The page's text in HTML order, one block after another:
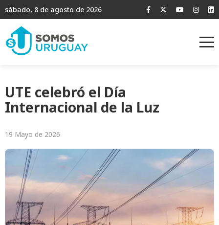
sábado, 8 de agosto de 2026
UTE celebró el Día
Internacional de la Luz
19 Mayo de 2026